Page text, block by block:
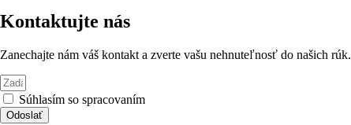
Kontaktujte nás
Zanechajte nám váš kontakt a zverte vašu nehnuteľnosť do našich rúk.
Súhlasím so spracovaním
Odoslať